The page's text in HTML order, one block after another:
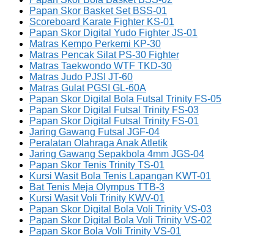
Papan Skor Basket Set BSS-01
Scoreboard Karate Fighter KS-01
Papan Skor Digital Yudo Fighter JS-01
Matras Kempo Perkemi KP-30
Matras Pencak Silat PS-30 Fighter
Matras Taekwondo WTF TKD-30
Matras Judo PJSI JT-60
Matras Gulat PGSI GL-60A
Papan Skor Digital Bola Futsal Trinity FS-05
Papan Skor Digital Futsal Trinity FS-03
Papan Skor Digital Futsal Trinity FS-01
Jaring Gawang Futsal JGF-04
Peralatan Olahraga Anak Atletik
Jaring Gawang Sepakbola 4mm JGS-04
Papan Skor Tenis Trinity TS-01
Kursi Wasit Bola Tenis Lapangan KWT-01
Bat Tenis Meja Olympus TTB-3
Kursi Wasit Voli Trinity KWV-01
Papan Skor Digital Bola Voli Trinity VS-03
Papan Skor Digital Bola Voli Trinity VS-02
Papan Skor Bola Voli Trinity VS-01